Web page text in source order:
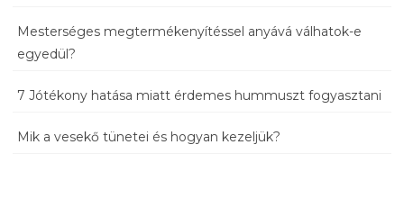
Mesterséges megtermékenyítéssel anyává válhatok-e
egyedül?
7 Jótékony hatása miatt érdemes hummuszt fogyasztani
Mik a vesekő tünetei és hogyan kezeljük?